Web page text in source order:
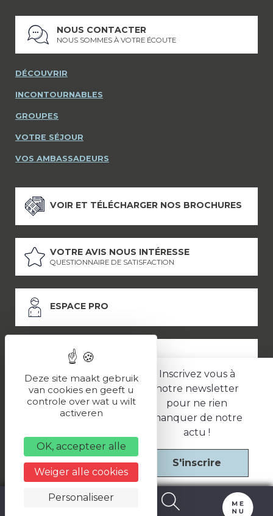
Inscrivez vous à
notre newsletter
pour ne rien
manquer de notre
actu !
S'inscrire
NOUS CONTACTER
NOUS SOMMES À VOTRE ÉCOUTE
DÉCOUVRIR
INCONTOURNABLES
GROUPES
VOTRE SÉJOUR
VOS AMBASSADEURS
VOIR ET TÉLÉCHARGER NOS BROCHURES
VOTRE AVIS NOUS INTÉRESSE
QUESTIONNAIRE DE SATISFACTION
ESPACE PRO
ESPACE PRESSE
LES PARTENAIRES
Politique de confidentialité
Une réalisation
Deze site maakt gebruik
van cookies en geeft u
controle over wat u wilt
activeren
OK, accepteer alle
Weiger alle cookies
Personaliseer